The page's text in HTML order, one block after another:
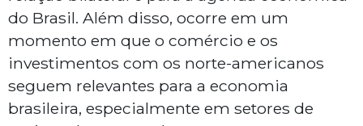
do Brasil. Além disso, ocorre em um
momento em que o comércio e os
investimentos com os norte-americanos
seguem relevantes para a economia
brasileira, especialmente em setores de